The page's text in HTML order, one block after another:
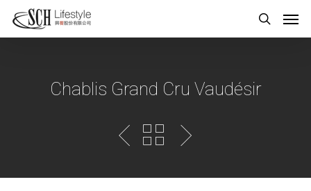
Chablis Grand Cru Vaudésir